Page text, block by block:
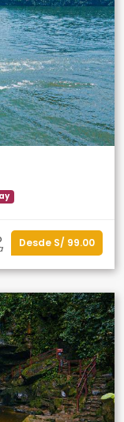
Desde S/ 99.00